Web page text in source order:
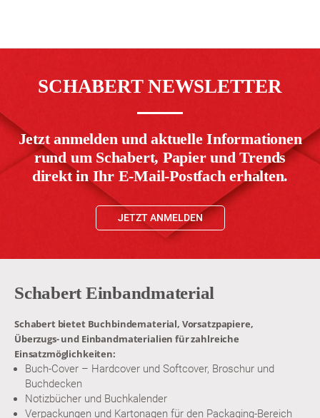
SCHABERT NEWSLETTER
Jetzt anmelden und aktuelle Informationen
rund um Schabert, Papier und Trends
direkt in Ihr E-Mail-Postfach erhalten.
JETZT ANMELDEN
Schabert Einbandmaterial
Schabert bietet Buchbindematerial, Vorsatzpapiere,
Überzugs- und Einbandmaterialien für zahlreiche
Einsatzmöglichkeiten:
Buch-Cover – Hardcover und Softcover, Broschur und
Buchdecken
Notizbücher und Buchkalender
Verpackungen und Kartonagen für den Packaging-Bereich